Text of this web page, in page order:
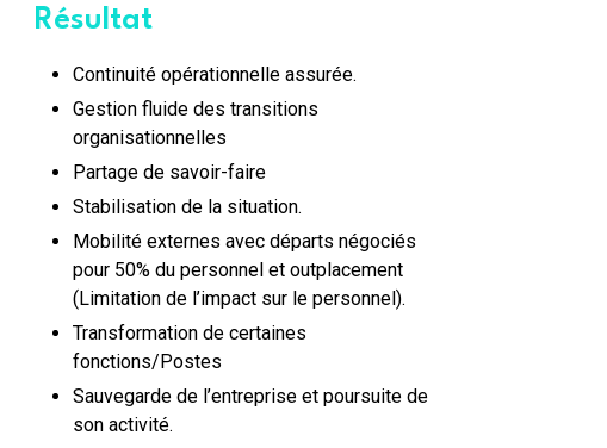
Résultat
Continuité opérationnelle assurée.
Gestion fluide des transitions
organisationnelles
Partage de savoir-faire
Stabilisation de la situation.
Mobilité externes avec départs négociés
pour 50% du personnel et outplacement
(Limitation de l’impact sur le personnel).
Transformation de certaines
fonctions/Postes
Sauvegarde de l’entreprise et poursuite de
son activité.